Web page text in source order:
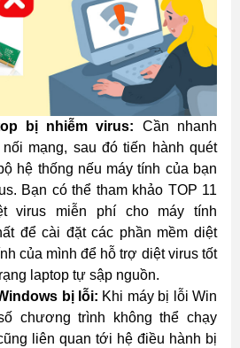
bị nhiễm virus: Cần nhanh
mạng, sau đó tiến hành quét
hệ thống nếu máy tính của bạn
Bạn có thể tham khảo TOP 11
virus miễn phí cho máy tính
để cài đặt các phần mềm diệt
của mình để hỗ trợ diệt virus tốt
laptop tự sập nguồn.
bị lỗi: Khi máy bị lỗi Win
chương trình không thể chạy
liên quan tới hệ điều hành bị